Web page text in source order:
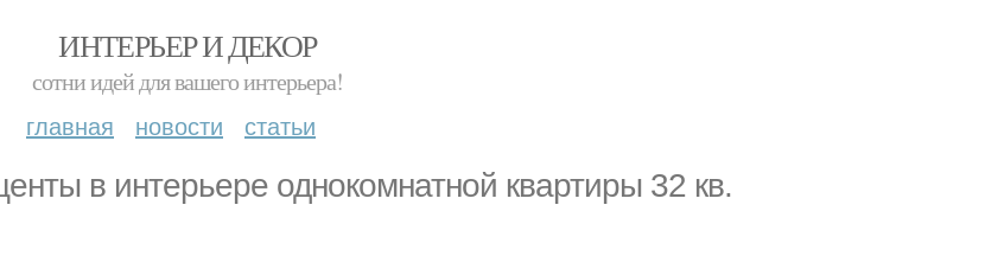
ИНТЕРЬЕР И ДЕКОР
сотни идей для вашего интерьера!
главная новости статьи
в интерьере однокомнатной квартиры 32 кв.